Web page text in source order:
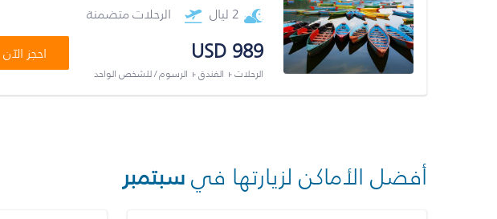
2 ليال الرحلات متضمنة
USD 989
الرحلات + الفندق + الرسوم / للشخص الواحد
احجز الآن
أفضل الأماكن لزيارتها فيسبتمبر